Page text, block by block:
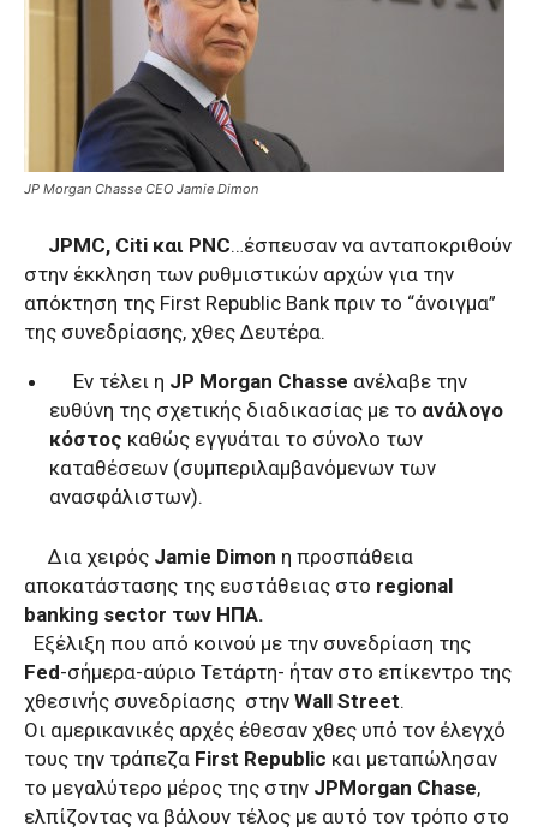
JP Morgan Chasse CEO Jamie Dimon
JPMC, Citi και PNC…έσπευσαν να ανταποκριθούν
στην έκκληση των ρυθμιστικών αρχών για την
απόκτηση της First Republic Bank πριν το “άνοιγμα”
της συνεδρίασης, χθες Δευτέρα.
Εν τέλει η JP Morgan Chasse ανέλαβε την
ευθύνη της σχετικής διαδικασίας με το ανάλογο
κόστος καθώς εγγυάται το σύνολο των
καταθέσεων (συμπεριλαμβανόμενων των
ανασφάλιστων).
Δια χειρός Jamie Dimon η προσπάθεια
αποκατάστασης της ευστάθειας στο regional
banking sector των ΗΠΑ.
Εξέλιξη που από κοινού με την συνεδρίαση της
Fed-σήμερα-αύριο Τετάρτη- ήταν στο επίκεντρο της
χθεσινής συνεδρίασης στην Wall Street.
Οι αμερικανικές αρχές έθεσαν χθες υπό τον έλεγχό
τους την τράπεζα First Republic και μεταπώλησαν
το μεγαλύτερο μέρος της στην JPMorgan Chase,
ελπίζοντας να βάλουν τέλος με αυτό τον τρόπο στο